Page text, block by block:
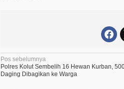
N
a
Pos sebelumnya
Polres Kolut Sembelih 16 Hewan Kurban,
Daging Dibagikan ke Warga